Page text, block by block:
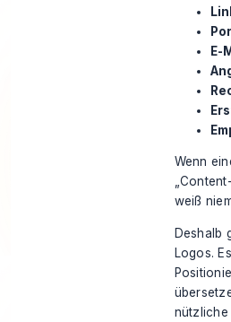
E-
Wenn
weiß
Deshalb
Logos.
nützliche